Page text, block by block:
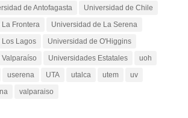
de Antofagasta
Universidad de Chile
Frontera
Universidad de La Serena
Lagos
Universidad de O'Higgins
Universidades Estatales
uoh
userena UTA utalca utem
uv
valparaiso